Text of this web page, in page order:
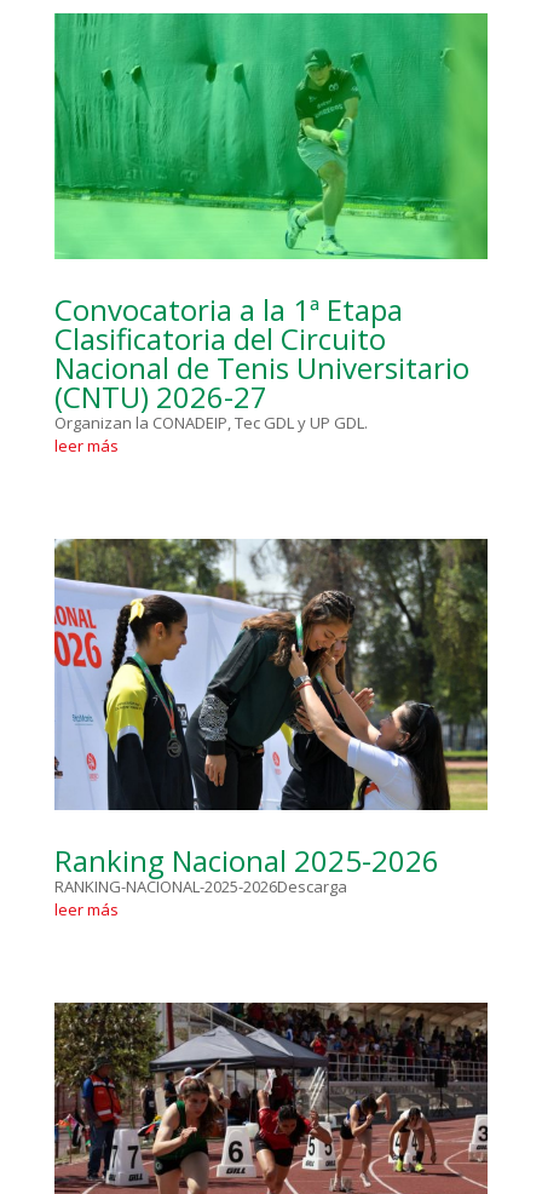
Convocatoria a la 1ª Etapa
Clasificatoria del Circuito
Nacional de Tenis Universitario
(CNTU) 2026-27
Organizan la CONADEIP, Tec GDL y UP GDL.
leer más
Ranking Nacional 2025-2026
RANKING-NACIONAL-2025-2026Descarga
leer más